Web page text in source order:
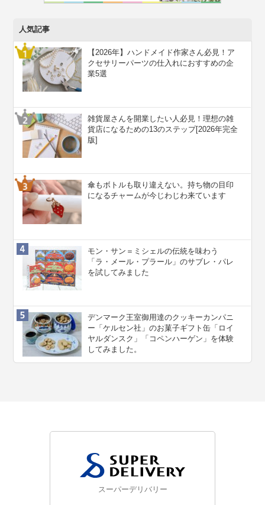
人気記事
【2026年】ハンドメイド作家さん必見！ア
クセサリーパーツの仕入れにおすすめの企
業5選
雑貨屋さんを開業したい人必見！理想の雑
貨店になるための13のステップ[2026年完全
版]
傘もボトルも取り違えない。持ち物の目印
になるチャームが今じわじわ来ています
モン・サン＝ミシェルの伝統を味わう
「ラ・メール・プラール」のサブレ・パレ
を試してみました
デンマーク王室御用達のクッキーカンパニ
ー「ケルセン社」のお菓子ギフト缶「ロイ
ヤルダンスク」「コペンハーゲン」を体験
してみました。
スーパーデリバリー